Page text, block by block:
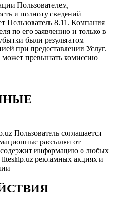
Пользователем,
и полноту сведений,
Пользователь 8.11. Компания
по его заявлению и только в
были результатом
при предоставлении Услуг.
может превышать комиссию
Пользователь соглашается
рассылки от
информацию о любых
liteship.uz рекламных акциях и